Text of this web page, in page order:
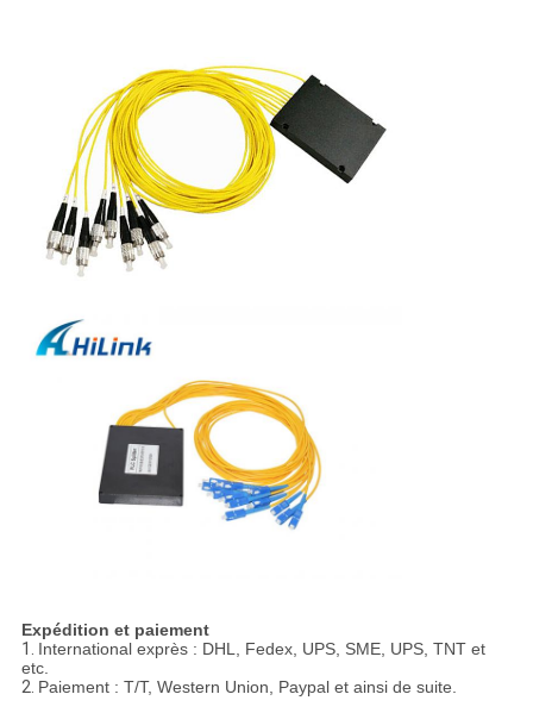
Expédition et paiement
1. International exprès : DHL, Fedex, UPS, SME, UPS, TNT et
etc.
2. Paiement : T/T, Western Union, Paypal et ainsi de suite.